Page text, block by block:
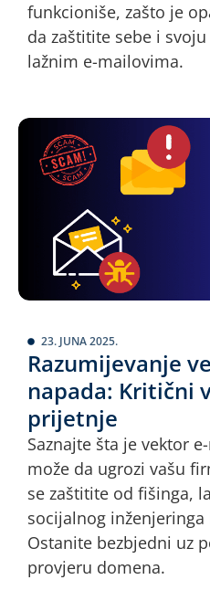
funkcioniše, zašto je
da zaštitite sebe i
lažnim e-mailovima.
23. JUNA 2025.
Razumijevanje
napada: Kritični
prijetnje
Saznajte šta je vektor
može da ugrozi vašu
se zaštitite od fišinga,
socijalnog inženjeringa
Ostanite bezbjedni uz
provjeru domena.